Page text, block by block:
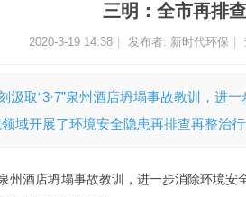
›
三明：全市再排
2020-3-19 14:38 发布者: 新时代环保
取“3·7”泉州酒店坍塌事故教训，进
领域开展了环境安全隐患再排查再整
州酒店坍塌事故教训，进一步消除环境